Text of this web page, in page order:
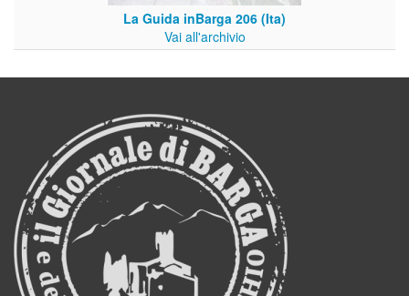
La Guida inBarga 206 (Ita)
Vai all'archivio